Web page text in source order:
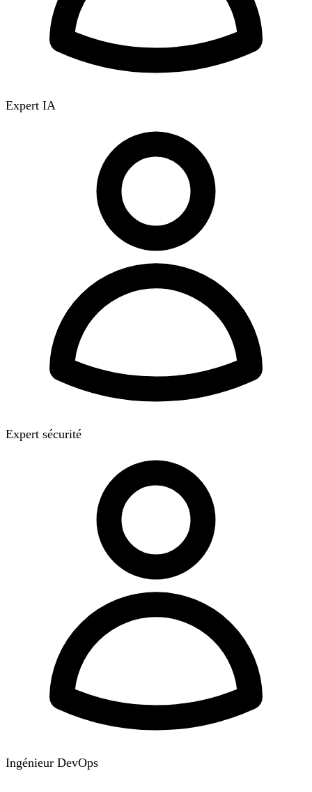
Expert IA
Expert sécurité
Ingénieur DevOps